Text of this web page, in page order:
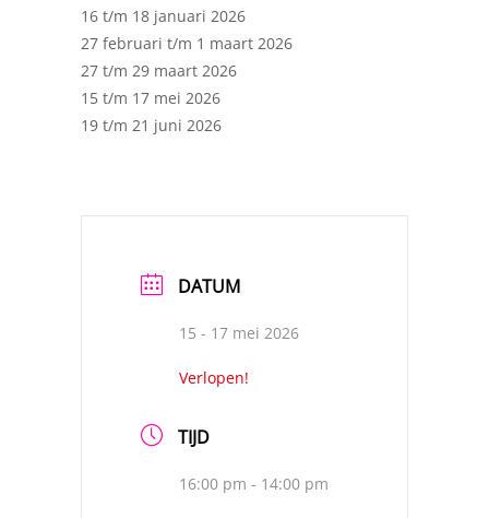
16 t/m 18 januari 2026
27 februari t/m 1 maart 2026
27 t/m 29 maart 2026
15 t/m 17 mei 2026
19 t/m 21 juni 2026
DATUM
15 - 17 mei 2026
Verlopen!
TIJD
16:00 pm - 14:00 pm